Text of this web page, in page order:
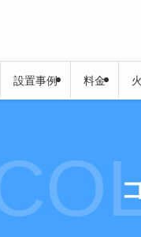
設置事例 料金